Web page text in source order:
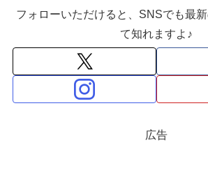
フォローいただけると、SNSでも最
て知れますよ♪
広告